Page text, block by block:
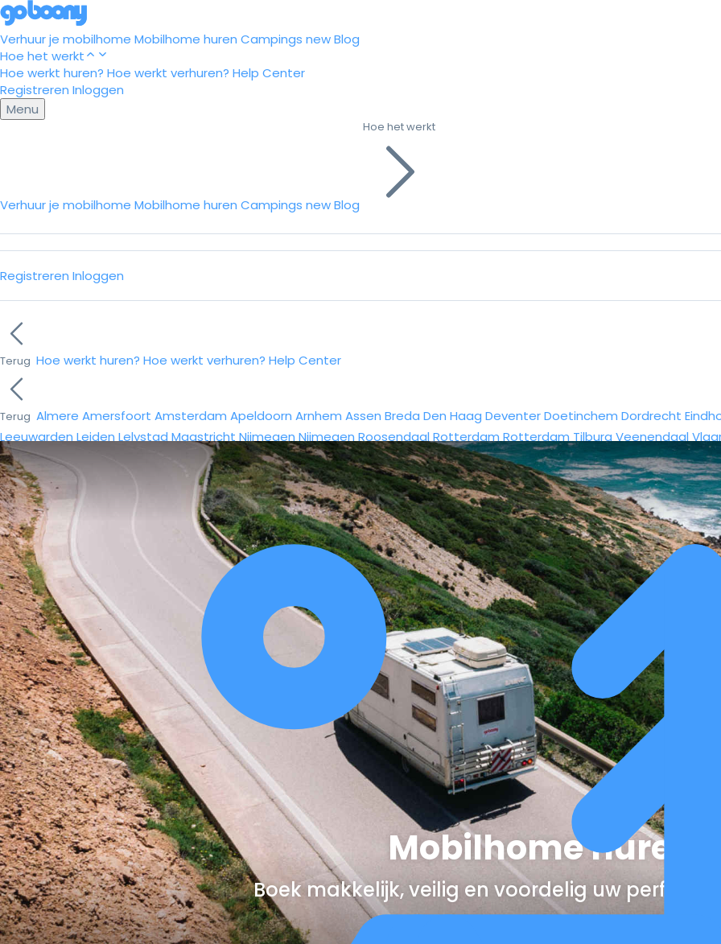
Verhuur je mobilhome Mobilhome huren Campings newBlog
Hoe het werkt
Hoe werkt huren? Hoe werkt verhuren? Help Center
Registreren Inloggen
Menu
Verhuur je mobilhome Mobilhome huren Campings newBlog
Hoe het werkt
Registreren Inloggen
Terug Hoe werkt huren? Hoe werkt verhuren? Help Center
Terug Almere Amersfoort Amsterdam Apeldoorn Arnhem Assen Breda Den Haag DeventerDoetinchem Dordrecht
Leeuwarden Leiden Lelystad Maastricht Nijmegen Nijmegen Roosendaal Rotterdam Rotterdam Tilburg Veenendaal
Mobilhome huren
Boek makkelijk, veilig en voordelig uw perfecte